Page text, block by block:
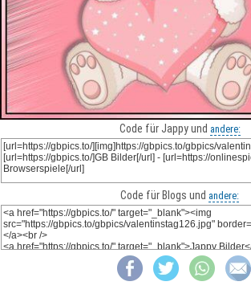
Code für Jappy und andere:
Code für Blogs und andere: